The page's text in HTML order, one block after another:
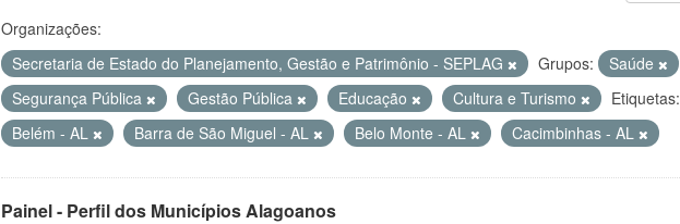
Organizações:
Secretaria de Estado do Planejamento, Gestão e Patrimônio - SEPLAG
Grupos:
Saúde
Segurança Pública
Gestão Pública Educação Cultura e Turismo Etiquetas:
Belém - AL
Barra de São Miguel - AL Belo Monte - AL Cacimbinhas - AL
Painel - Perfil dos Municípios Alagoanos